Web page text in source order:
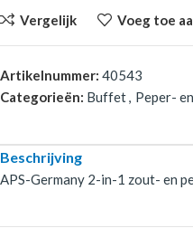
Vergelijk Voeg toe
Artikelnummer: 40543
Categorieën: Buffet, Peper-
Beschrijving
APS-Germany 2-in-1 zout- en